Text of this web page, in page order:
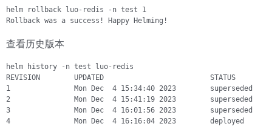
helm rollback luo-redis -n test 1
Rollback was a success! Happy Helming!
查看历史版本
helm history -n test luo-redis
REVISION        UPDATED                         STATUS
1               Mon Dec  4 15:34:40 2023        superseded
2               Mon Dec  4 15:41:19 2023        superseded
3               Mon Dec  4 16:01:56 2023        superseded
4               Mon Dec  4 16:16:04 2023        deployed